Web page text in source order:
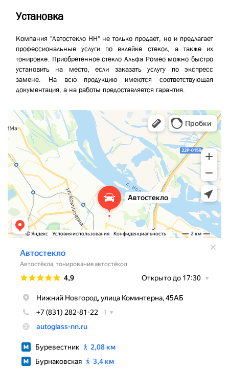
Установка
Компания "Автостекло НН" не только продает, но и предлагает
профессиональные услуги по вклейке стекол, а также их
тонировке. Приобретенное стекло Альфа Ромео можно быстро
установить на место, если заказать услугу по экспресс
замене. На всю продукцию имеются соответствующая
документация, а на работы предоставляется гарантия.